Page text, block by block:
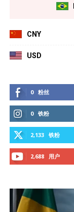
CNY
USD
0 粉丝
0 铁粉
2,133 铁粉
2,688 用户